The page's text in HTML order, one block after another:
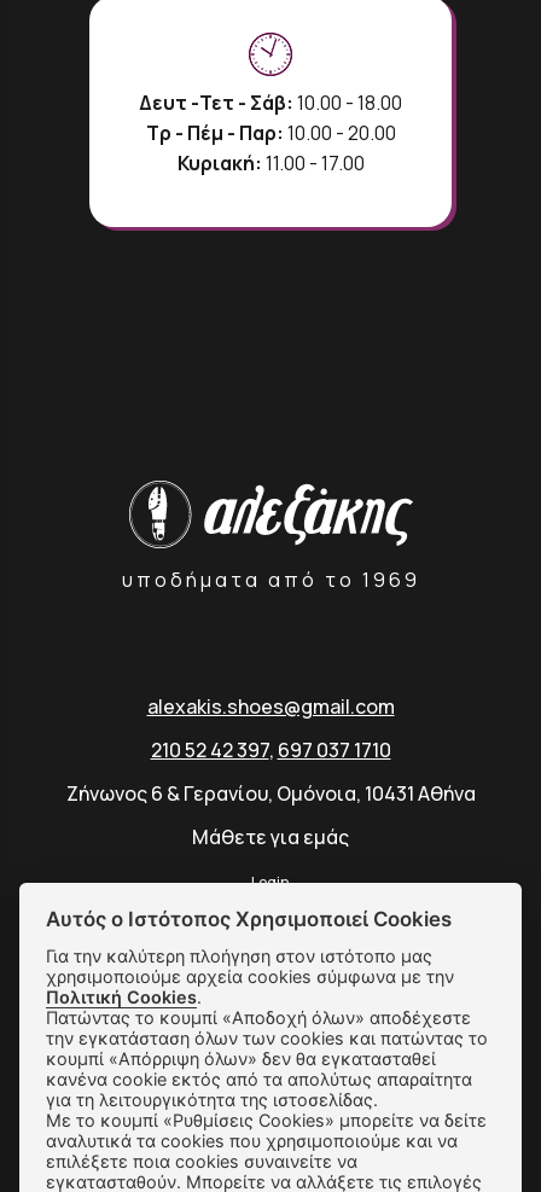
Δευτ -Τετ - Σάβ: 10.00 - 18.00
Τρ - Πέμ - Παρ: 10.00 - 20.00
Κυριακή: 11.00 - 17.00
υποδήματα από το 1969
alexakis.shoes@gmail.com
210 52 42 397, 697 037 1710
Ζήνωνος 6 & Γερανίου, Ομόνοια, 10431 Αθήνα
Μάθετε για εμάς
Login
Αποστολές & Αλλαγές
Τρόποι Παραγγελίας & Πληρωμής
Όροι Χρήσης & Ασφάλεια
Αυτός ο Ιστότοπος Χρησιμοποιεί Cookies
Για την καλύτερη πλοήγηση στον ιστότοπο μας
χρησιμοποιούμε αρχεία cookies σύμφωνα με την
Πολιτική Cookies.
Πατώντας το κουμπί «Αποδοχή όλων» αποδέχεστε
την εγκατάσταση όλων των cookies και πατώντας το
κουμπί «Απόρριψη όλων» δεν θα εγκατασταθεί
κανένα cookie εκτός από τα απολύτως απαραίτητα
για τη λειτουργικότητα της ιστοσελίδας.
Με το κουμπί «Ρυθμίσεις Cookies» μπορείτε να δείτε
αναλυτικά τα cookies που χρησιμοποιούμε και να
επιλέξετε ποια cookies συναινείτε να
εγκατασταθούν. Μπορείτε να αλλάξετε τις επιλογές